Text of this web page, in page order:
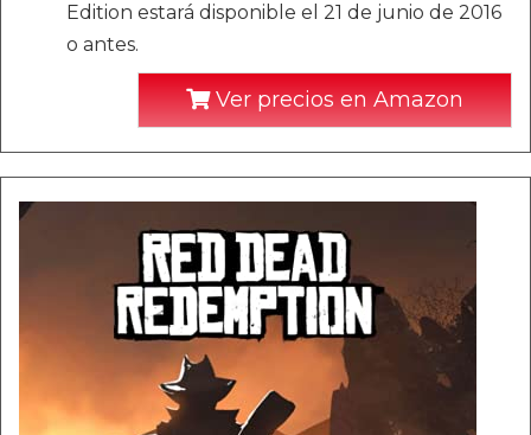
Edition estará disponible el 21 de junio de 2016
o antes.
Ver precios en Amazon